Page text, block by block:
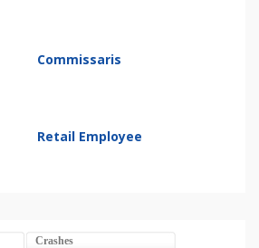
Commissaris
Retail Employee
Crashes